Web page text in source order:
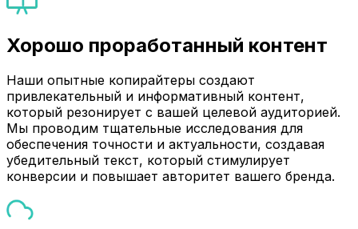
Хорошо проработанный контент
Наши опытные копирайтеры создают
привлекательный и информативный контент,
который резонирует с вашей целевой аудиторией.
Мы проводим тщательные исследования для
обеспечения точности и актуальности, создавая
убедительный текст, который стимулирует
конверсии и повышает авторитет вашего бренда.